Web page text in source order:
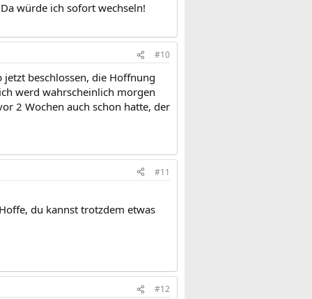
würde ich sofort wechseln!
#10
beschlossen, die Hoffnung
werd wahrscheinlich morgen
2 Wochen auch schon hatte, der
#11
du kannst trotzdem etwas
#12